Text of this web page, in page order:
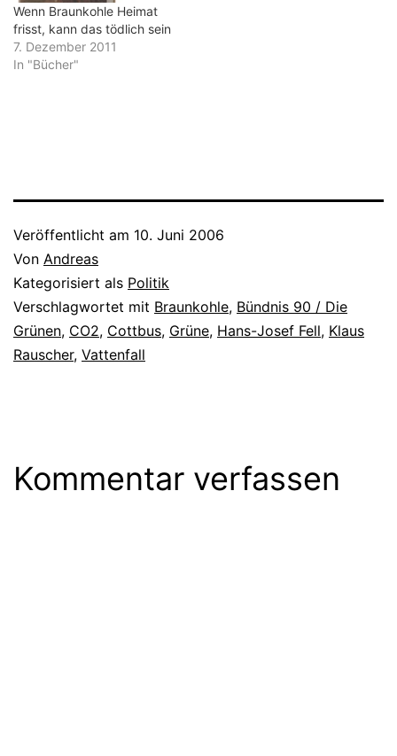
Wenn Braunkohle Heimat
frisst, kann das tödlich sein
7. Dezember 2011
In "Bücher"
Veröffentlicht am 10. Juni 2006
Von Andreas
Kategorisiert als Politik
Verschlagwortet mit Braunkohle, Bündnis 90 / Die
Grünen, CO2, Cottbus, Grüne, Hans-Josef Fell, Klaus
Rauscher, Vattenfall
Kommentar verfassen